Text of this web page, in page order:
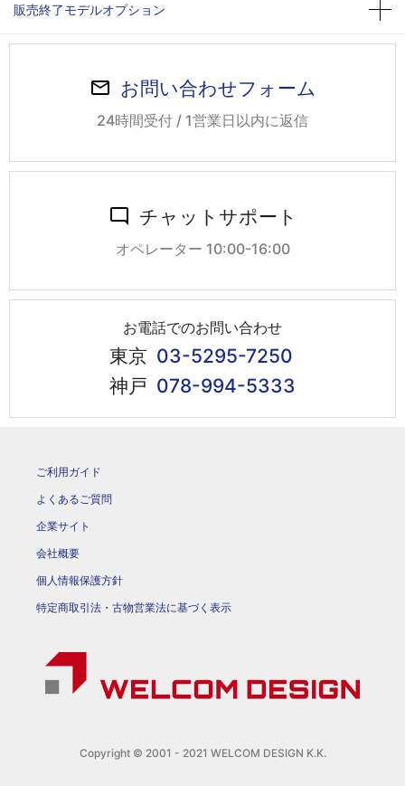
販売終了モデルオプション
お問い合わせフォーム
24時間受付 / 1営業日以内に返信
チャットサポート
オペレーター 10:00-16:00
お電話でのお問い合わせ
東京 03-5295-7250
神戸 078-994-5333
ご利用ガイド
よくあるご質問
企業サイト
会社概要
個人情報保護方針
特定商取引法・古物営業法に基づく表示
Copyright © 2001 - 2021 WELCOM DESIGN K.K.